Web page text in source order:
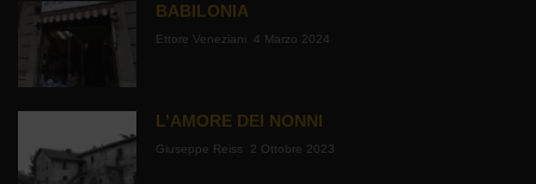
BABILONIA
Ettore Veneziani 4 Marzo 2024
L’AMORE DEI NONNI
Giuseppe Reiss 2 Ottobre 2023